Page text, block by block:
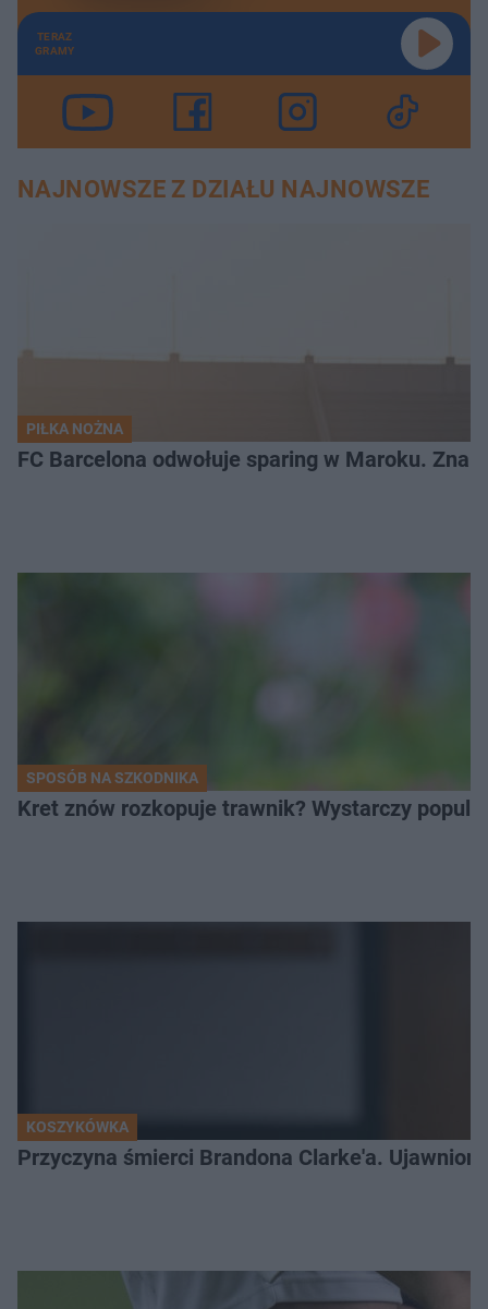
TERAZ
GRAMY
NAJNOWSZE Z DZIAŁU NAJNOWSZE
PIŁKA NOŻNA
FC Barcelona odwołuje sparing w Maroku.
SPOSÓB NA SZKODNIKA
Kret znów rozkopuje trawnik? Wystarczy
KOSZYKÓWKA
Przyczyna śmierci Brandona Clarke'a.